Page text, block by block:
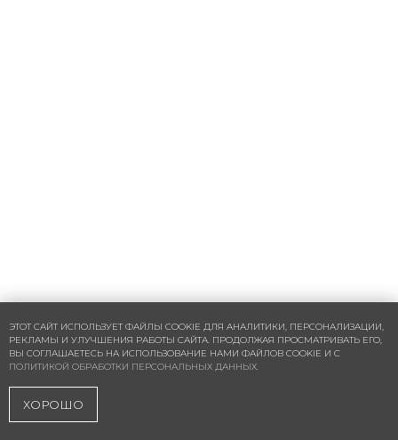
ЭТОТ САЙТ ИСПОЛЬЗУЕТ ФАЙЛЫ COOKIE ДЛЯ АНАЛИТИКИ, ПЕРСОНАЛИЗАЦИИ,
РЕКЛАМЫ И УЛУЧШЕНИЯ РАБОТЫ САЙТА. ПРОДОЛЖАЯ ПРОСМАТРИВАТЬ ЕГО,
ВЫ СОГЛАШАЕТЕСЬ НА ИСПОЛЬЗОВАНИЕ НАМИ ФАЙЛОВ COOKIE И С
ПОЛИТИКОЙ ОБРАБОТКИ ПЕРСОНАЛЬНЫХ ДАННЫХ.
ХОРОШО